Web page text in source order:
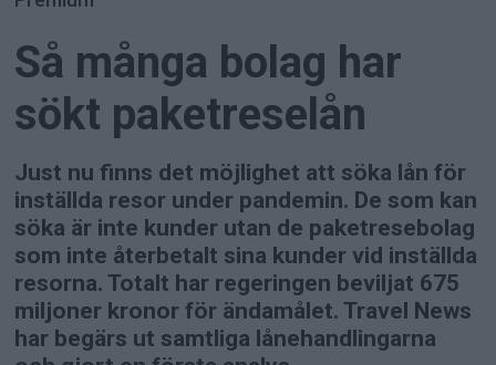
Så många bolag har
sökt paketreselån
Just nu finns det möjlighet att söka lån för
inställda resor under pandemin. De som kan
söka är inte kunder utan de paketresebolag
som inte återbetalt sina kunder vid inställda
resorna. Totalt har regeringen beviljat 675
miljoner kronor för ändamålet. Travel News
har begärs ut samtliga lånehandlingarna